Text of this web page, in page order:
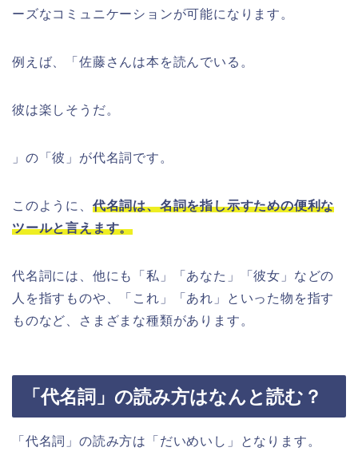
ーズなコミュニケーションが可能になります。
例えば、「佐藤さんは本を読んでいる。
彼は楽しそうだ。
」の「彼」が代名詞です。
このように、 代名詞は、名詞を指し示すための便利な
ツールと言えます。
代名詞には、他にも「私」「あなた」「彼女」などの
人を指すものや、「これ」「あれ」といった物を指す
ものなど、さまざまな種類があります。
「代名詞」の読み方はなんと読む？
「代名詞」の読み方は「だいめいし」となります。